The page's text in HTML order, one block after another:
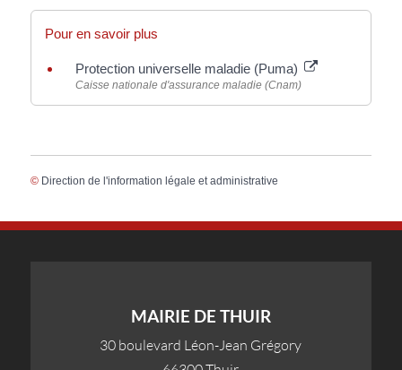
Pour en savoir plus
Protection universelle maladie (Puma)
Caisse nationale d'assurance maladie (Cnam)
© Direction de l'information légale et administrative
MAIRIE DE THUIR
30 boulevard Léon-Jean Grégory